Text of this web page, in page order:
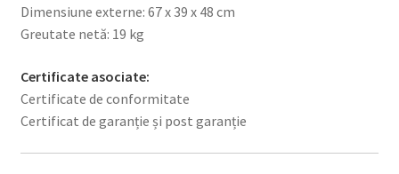
Dimensiune externe: 67 x 39 x 48 cm
Greutate netă: 19 kg
Certificate asociate:
Certificate de conformitate
Certificat de garanție și post garanție